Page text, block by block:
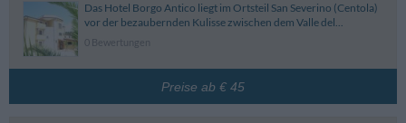
Das Hotel Borgo Antico liegt im Ortsteil San Severino (Centola)
vor der bezaubernden Kulisse zwischen dem Valle del...
0 Bewertungen
Preise ab € 45